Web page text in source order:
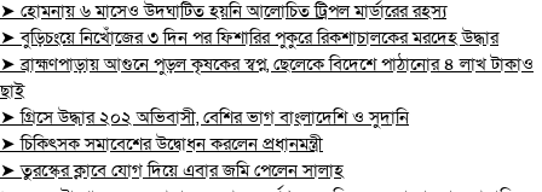
➤ হোমনায় ৬ মাসেও উদঘাটিত হয়নি আলোচিত ট্রিপল মার্ডারের রহস্য
➤ বুড়িচংয়ে নিখোঁজের ৩ দিন পর ফিশারির পুকুরে রিকশাচালকের মরদেহ উদ্ধার
➤ ব্রাহ্মণপাড়ায় আগুনে পুড়ল কৃষকের স্বপ্ন, ছেলেকে বিদেশে পাঠানোর ৪ লাখ টাকাও
ছাই
➤ গ্রিসে উদ্ধার ২০২ অভিবাসী, বেশির ভাগ বাংলাদেশি ও সুদানি
➤ চিকিৎসক সমাবেশের উদ্বোধন করলেন প্রধানমন্ত্রী
➤ তুরস্কের ক্লাবে যোগ দিয়ে এবার জমি পেলেন সালাহ